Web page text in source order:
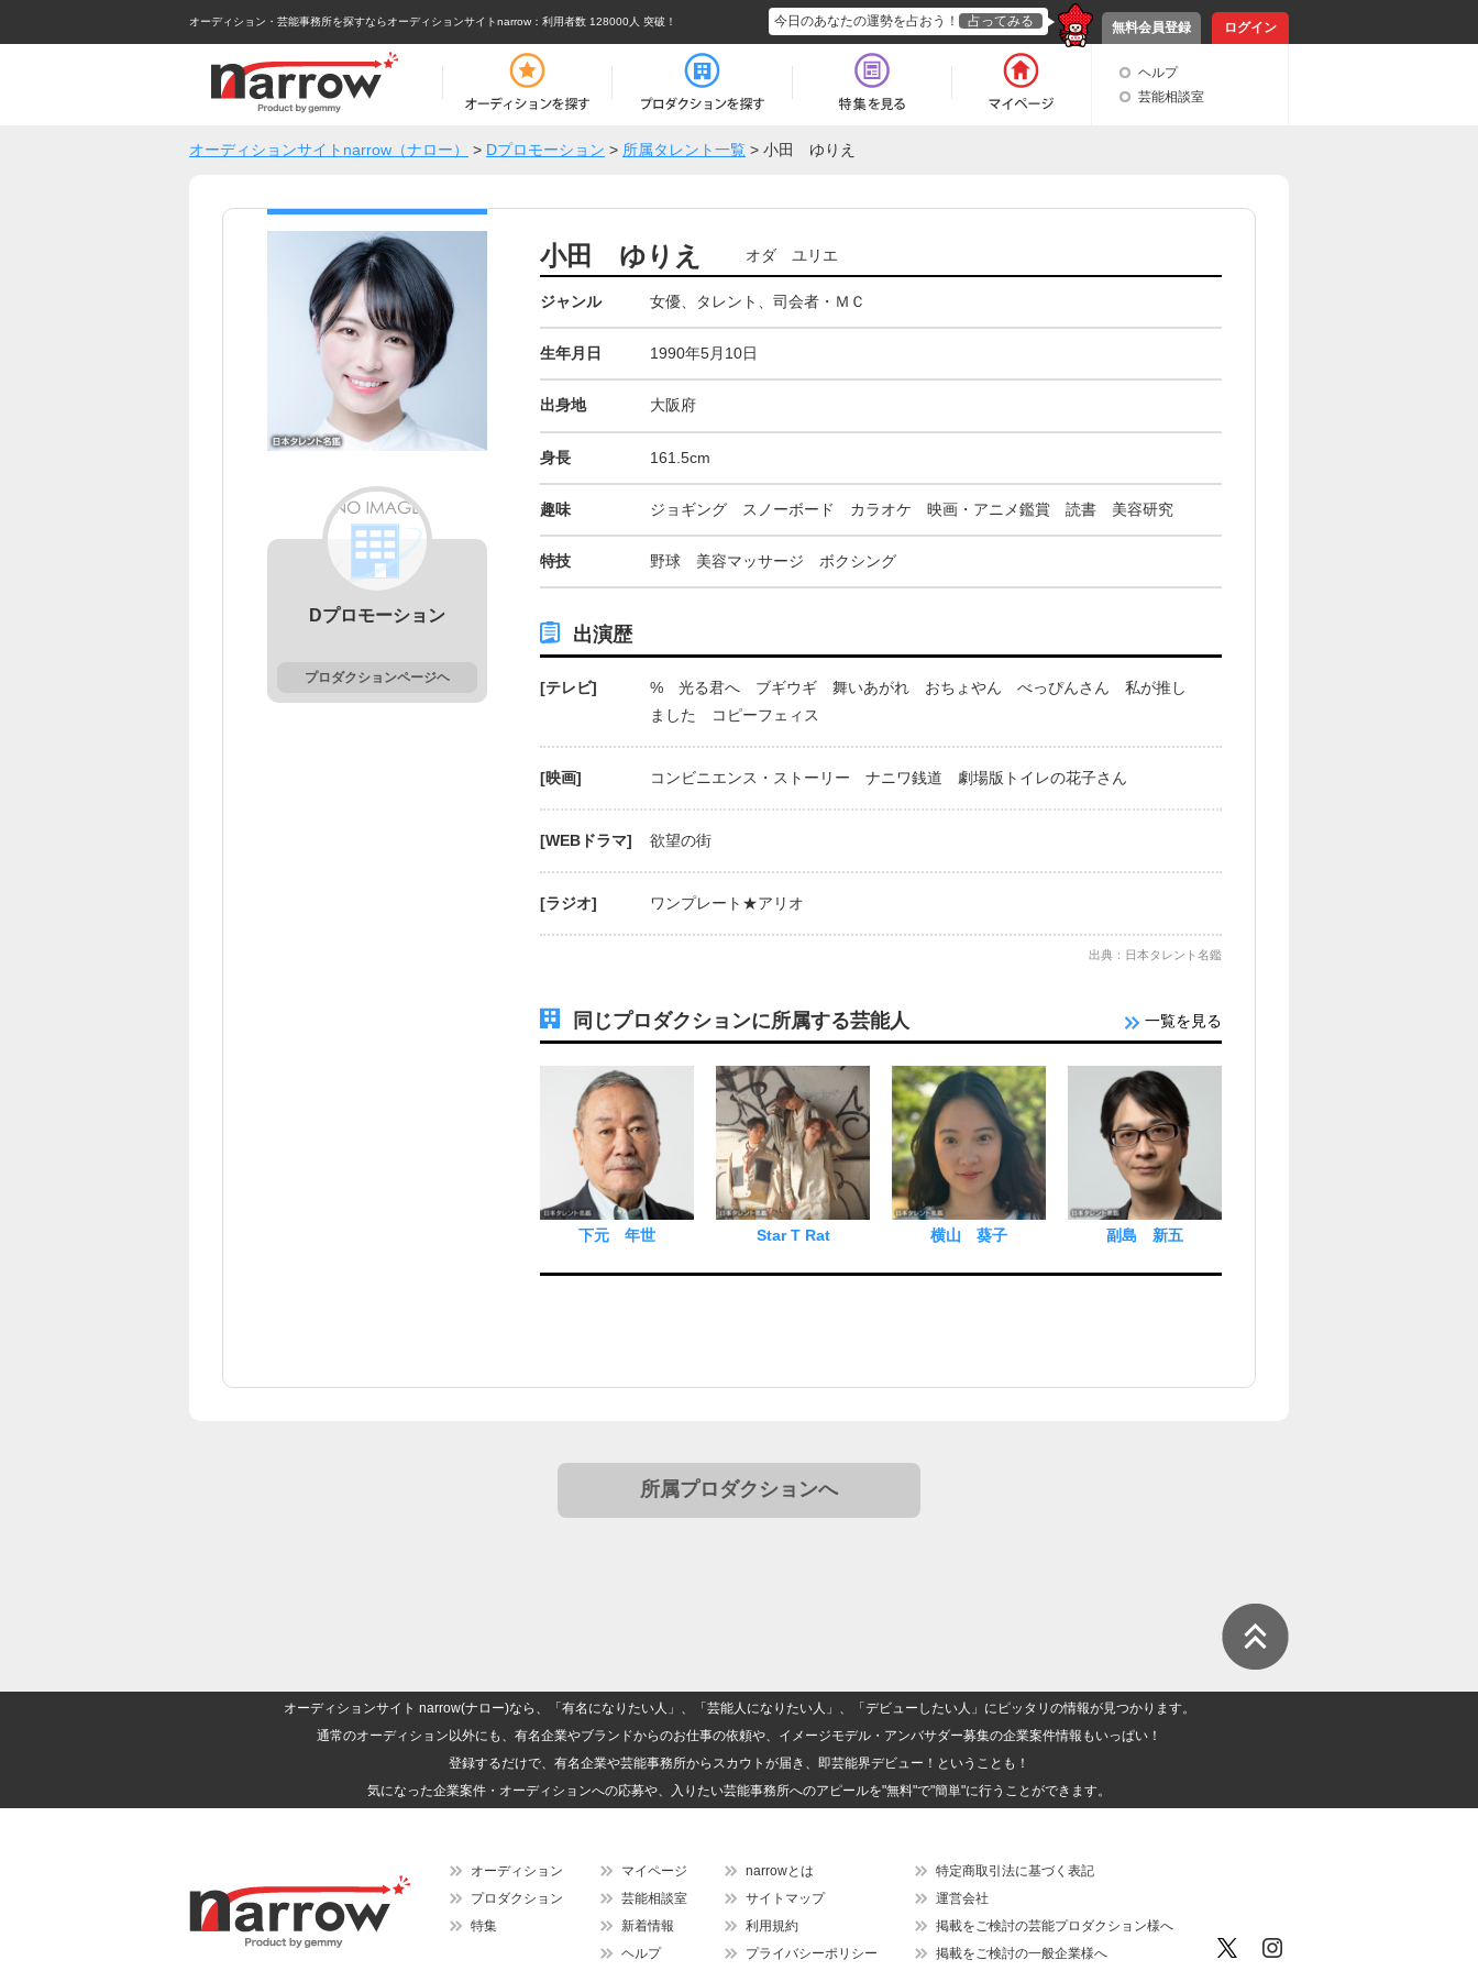
オーディション・芸能事務所を探すならオーディションサイトnarrow ：利用者数 128000人 突破！ 無料会員登録 ログイン
今日のあなたの運勢を占おう！ 占ってみる
ヘルプ
芸能相談室
オーディションサイトnarrow（ナロー） > Dプロモーション > 所属タレント一覧 > 小田 ゆりえ
Dプロモーション
プロダクションページヘ
小田 ゆりえ オダ ユリエ
ジャンル 女優、タレント、司会者・ＭＣ
生年月日 1990年5月10日
出身地 大阪府
身長 161.5cm
趣味 ジョギング スノーボード カラオケ 映画・アニメ鑑賞 読書 美容研究
特技 野球 美容マッサージ ボクシング
出演歴
[テレビ]
% 光る君へ ブギウギ 舞いあがれ おちょやん べっぴんさん 私が推し
ました コピーフェィス
[映画] コンビニエンス・ストーリー ナニワ銭道 劇場版トイレの花子さん
[WEBドラマ] 欲望の街
[ラジオ] ワンプレート★アリオ
出典：日本タレント名鑑
同じプロダクションに所属する芸能人 一覧を見る
下元 年世 Star T Rat 横山 葵子 副島 新五
所属プロダクションへ
オーディションサイト narrow(ナロー)なら、「有名になりたい人」、「芸能人になりたい人」、「デビューしたい人」にピッタリの情報が見つかります。
通常のオーディション以外にも、有名企業やブランドからのお仕事の依頼や、イメージモデル・アンバサダー募集の企業案件情報もいっぱい！
登録するだけで、有名企業や芸能事務所からスカウトが届き、即芸能界デビュー！ということも！
気になった企業案件・オーディションへの応募や、入りたい芸能事務所へのアピールを"無料"で"簡単"に行うことができます。
オーディション
プロダクション
特集
マイページ
芸能相談室
新着情報
ヘルプ
narrowとは
サイトマップ
利用規約
プライバシーポリシー
特定商取引法に基づく表記
運営会社
掲載をご検討の芸能プロダクション様へ
掲載をご検討の一般企業様へ